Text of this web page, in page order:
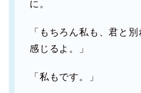
に。
「もちろん私も、君と
感じるよ。」
「私もです。」